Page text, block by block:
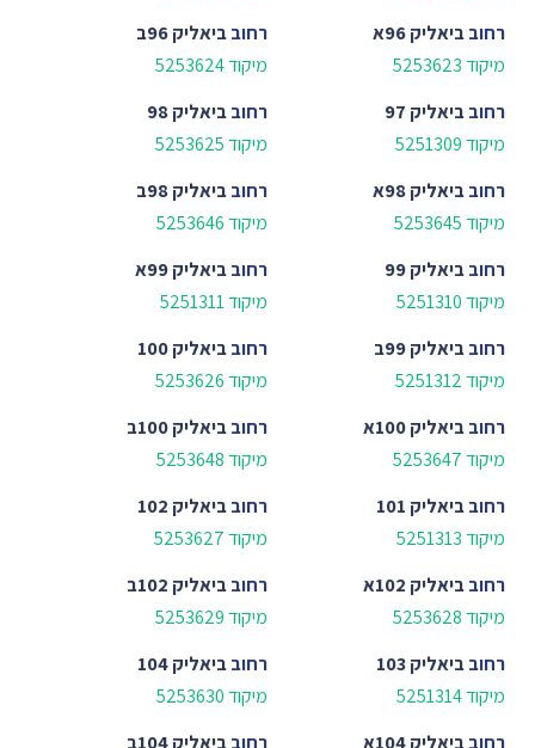
רחובביאליק 96א
מיקוד 5253623
רחובביאליק 96ב
מיקוד 5253624
רחובביאליק 97
מיקוד 5251309
רחובביאליק 98
מיקוד 5253625
רחובביאליק 98א
מיקוד 5253645
רחובביאליק 98ב
מיקוד 5253646
רחובביאליק 99
מיקוד 5251310
רחובביאליק 99א
מיקוד 5251311
רחובביאליק 99ב
מיקוד 5251312
רחובביאליק 100
מיקוד 5253626
רחובביאליק 100א
מיקוד 5253647
רחובביאליק 100ב
מיקוד 5253648
רחובביאליק 101
מיקוד 5251313
רחובביאליק 102
מיקוד 5253627
רחובביאליק 102א
מיקוד 5253628
רחובביאליק 102ב
מיקוד 5253629
רחובביאליק 103
מיקוד 5251314
רחובביאליק 104
מיקוד 5253630
רחובביאליק 104א
רחובביאליק 104ב